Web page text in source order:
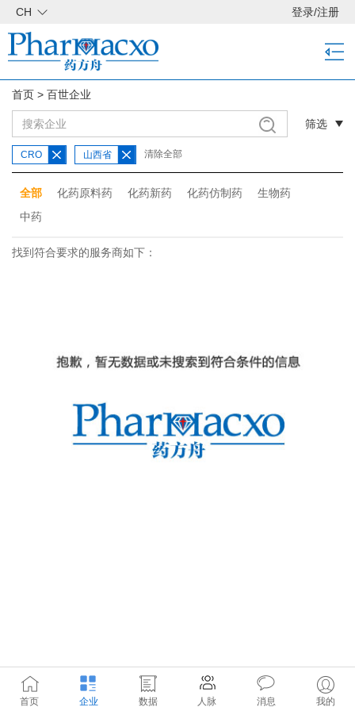
CH 登录/注册
首页 > 百世企业
筛选
CRO 山西省 清除全部
全部 化药原料药 化药新药 化药仿制药
生物药
中药
找到符合要求的服务商如下：
首页 企业 数据 人脉 消息 我的